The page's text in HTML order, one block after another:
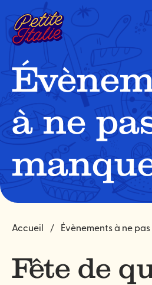
Navigation
rapide
à ne
Accueil Évènements à ne
Fête de